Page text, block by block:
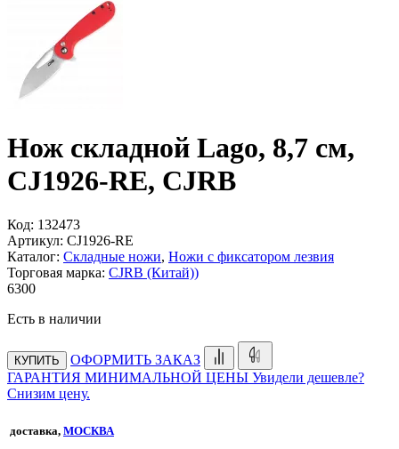
Нож складной Lago, 8,7 см,
CJ1926-RE, CJRB
Код: 132473
Артикул: CJ1926-RE
Каталог: Складные ножи, Ножи с фиксатором лезвия
Торговая марка: CJRB (Китай))
6300
Есть в наличии
КУПИТЬ
ОФОРМИТЬ ЗАКАЗ
ГАРАНТИЯ МИНИМАЛЬНОЙ ЦЕНЫ Увидели дешевле?
Снизим цену.
доставка, МОСКВА